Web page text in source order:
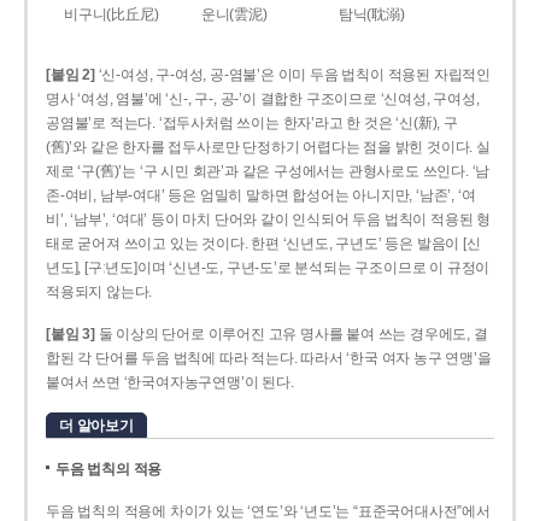
비구니(比丘尼)
운니(雲泥) 탐닉(耽溺)
[붙임 2] ‘신-여성, 구-여성, 공-염불’은 이미 두음 법칙이 적용된 자립적인
명사 ‘여성, 염불’에 ‘신-, 구-, 공-’이 결합한 구조이므로 ‘신여성, 구여성,
공염불’로 적는다. ‘접두사처럼 쓰이는 한자’라고 한 것은 ‘신(新), 구
(舊)’와 같은 한자를 접두사로만 단정하기 어렵다는 점을 밝힌 것이다. 실
제로 ‘구(舊)’는 ‘구 시민 회관’과 같은 구성에서는 관형사로도 쓰인다. ‘남
존­-여비, 남부-­여대’ 등은 엄밀히 말하면 합성어는 아니지만, ‘남존’, ‘여
비’, ‘남부’, ‘여대’ 등이 마치 단어와 같이 인식되어 두음 법칙이 적용된 형
태로 굳어져 쓰이고 있는 것이다. 한편 ‘신년도, 구년도’ 등은 발음이 [신
년도], [구ː년도]이며 ‘신년­-도, 구년-­도’로 분석되는 구조이므로 이 규정이
적용되지 않는다.
[붙임 3] 둘 이상의 단어로 이루어진 고유 명사를 붙여 쓰는 경우에도, 결
합된 각 단어를 두음 법칙에 따라 적는다. 따라서 ‘한국 여자 농구 연맹’을
붙여서 쓰면 ‘한국여자농구연맹’이 된다.
더 알아보기
두음 법칙의 적용
두음 법칙의 적용에 차이가 있는 ‘연도’와 ‘년도’는 “표준국어대사전”에서